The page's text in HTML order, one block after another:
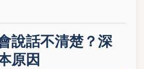
說話不清楚？深
原因